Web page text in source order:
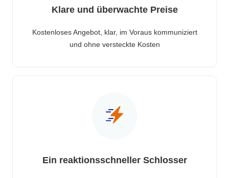
Klare und überwachte Preise
Kostenloses Angebot, klar, im Voraus kommuniziert
und ohne versteckte Kosten
Ein reaktionsschneller Schlosser